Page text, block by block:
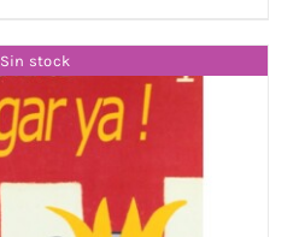
Sin stock